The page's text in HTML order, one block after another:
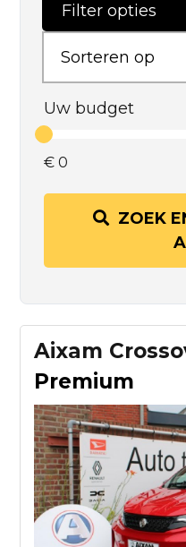
Filter opties
Uw budget
€ 0
ZOEK
Aixam
Premium